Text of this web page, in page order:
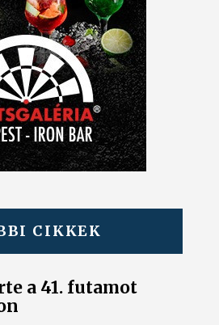
CIKKEK
a 41. futamot